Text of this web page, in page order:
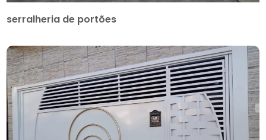
serralheria de portões